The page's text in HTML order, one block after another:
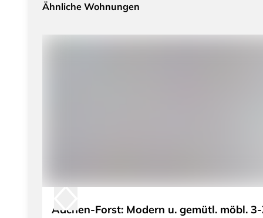
Ähnliche Wohnungen
Aachen-Forst: Modern u. gemütl. möbl.